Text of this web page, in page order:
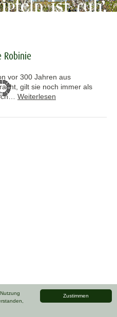
Zustimmen
Robinie
vor 300 Jahren aus
gilt sie noch immer als
Weiterlesen